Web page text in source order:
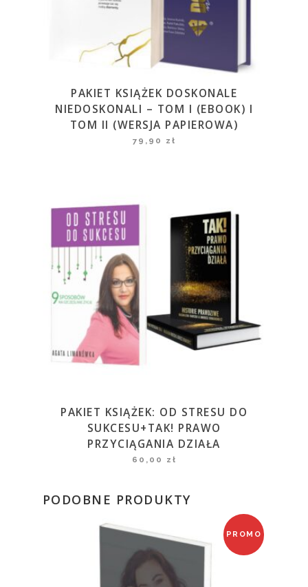
PAKIET KSIĄŻEK DOSKONALE
NIEDOSKONALI – TOM I (EBOOK) I
TOM II (WERSJA PAPIEROWA)
79,90 zł
PAKIET KSIĄŻEK: OD STRESU DO
SUKCESU+TAK! PRAWO
PRZYCIĄGANIA DZIAŁA
60,00 zł
PODOBNE PRODUKTY
PROMO